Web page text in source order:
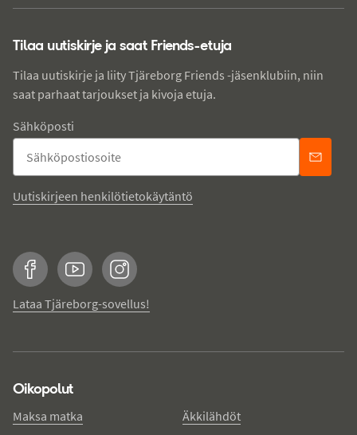
Tilaa uutiskirje ja saat Friends-etuja
Tilaa uutiskirje ja liity Tjäreborg Friends -jäsenklubiin, niin
saat parhaat tarjoukset ja kivoja etuja.
Sähköposti
Uutiskirjeen henkilötietokäytäntö
FacebookYouTubeInstagram
Lataa Tjäreborg-sovellus!
Oikopolut
Maksa matka
Äkkilähdöt